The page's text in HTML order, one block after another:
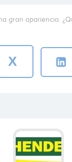
gran apariencia.
X